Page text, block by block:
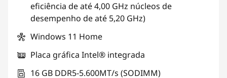
eficiência de até 4,00 GHz núcleos de
desempenho de até 5,20 GHz)
Windows 11 Home
Placa gráfica Intel® integrada
16 GB DDR5-5.600MT/s (SODIMM)